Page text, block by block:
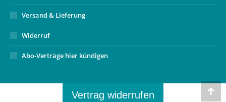
Versand & Lieferung
Widerruf
Abo-Verträge hier kündigen
Go
Vertrag widerrufen